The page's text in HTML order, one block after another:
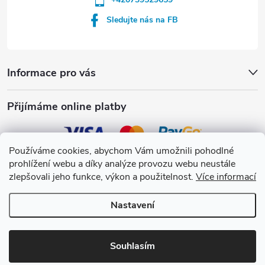
Používáme cookies, abychom Vám umožnili pohodlné
prohlížení webu a díky analýze provozu webu neustále
zlepšovali jeho funkce, výkon a použitelnost. Více informací
Nastavení
Souhlasím
Informace pro vás
Přijímáme online platby
Sledujte nás na FB
Crystalpool s.r.o.
Copyright 2026Crystalpool e-shop. Všechna práva vyhrazena.Upravit
nastavení cookies